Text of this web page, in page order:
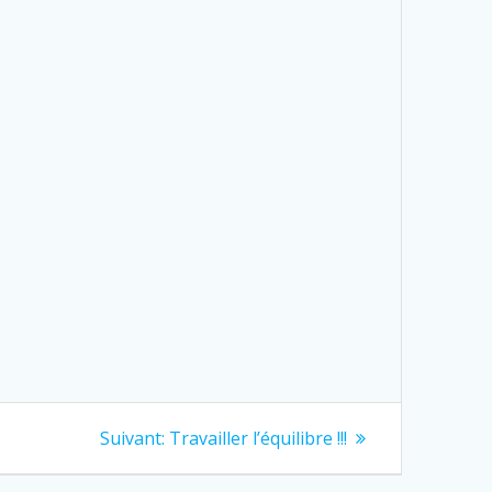
Suivant: Next
Travailler l’équilibre !!!